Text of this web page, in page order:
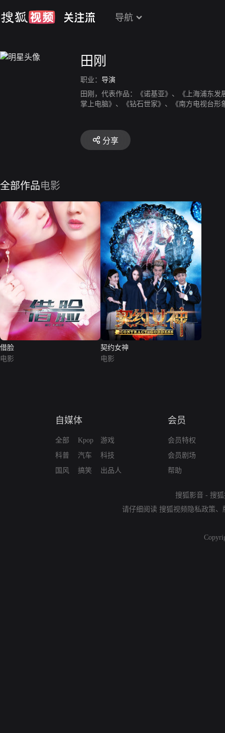
导航
田刚
职业： 导演
田刚，代表作品：《诺基亚》、《上海浦东
掌上电脑》、《钻石世家》、《南方电视台
分享
全部作品电影
借脸
电影
契约女神
电影
自媒体
全部
科普
国风
Kpop
汽车
搞笑
游戏
科技
出品人
会员
会员特权
会员剧场
帮助
搜狐影音 - 搜
请仔细阅读 搜狐视频隐私政策、